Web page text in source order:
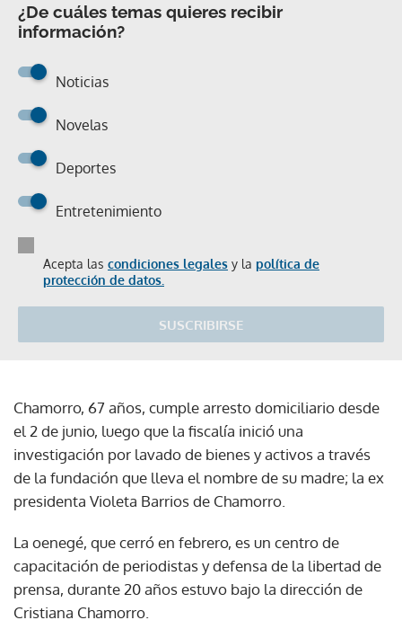
¿De cuáles temas quieres recibir
información?
Noticias
Novelas
Deportes
Entretenimiento
Acepta las condiciones legales y la política de
protección de datos.
SUSCRIBIRSE
Chamorro, 67 años, cumple arresto domiciliario desde
el 2 de junio, luego que la fiscalía inició una
investigación por lavado de bienes y activos a través
de la fundación que lleva el nombre de su madre; la ex
presidenta Violeta Barrios de Chamorro.
La oenegé, que cerró en febrero, es un centro de
capacitación de periodistas y defensa de la libertad de
prensa, durante 20 años estuvo bajo la dirección de
Cristiana Chamorro.